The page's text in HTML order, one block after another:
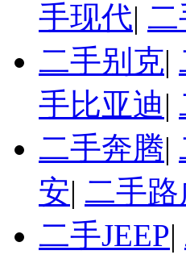
手现代|
二手别克|
手比亚迪|
二手奔腾|
安| 二手路
二手JEEP|